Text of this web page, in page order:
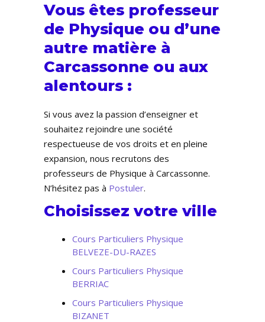
Vous êtes professeur
de Physique ou d’une
autre matière à
Carcassonne ou aux
alentours :
Si vous avez la passion d’enseigner et
souhaitez rejoindre une société
respectueuse de vos droits et en pleine
expansion, nous recrutons des
professeurs de Physique à Carcassonne.
N’hésitez pas à Postuler.
Choisissez votre ville
Cours Particuliers Physique
BELVEZE-DU-RAZES
Cours Particuliers Physique
BERRIAC
Cours Particuliers Physique
BIZANET